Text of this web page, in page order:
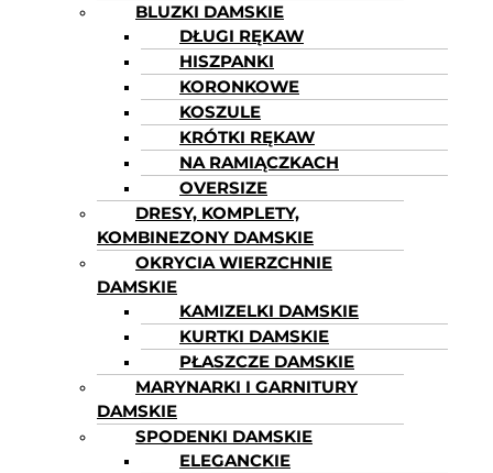
BLUZKI DAMSKIE
DŁUGI RĘKAW
HISZPANKI
KORONKOWE
KOSZULE
KRÓTKI RĘKAW
NA RAMIĄCZKACH
OVERSIZE
DRESY, KOMPLETY,
KOMBINEZONY DAMSKIE
OKRYCIA WIERZCHNIE
DAMSKIE
KAMIZELKI DAMSKIE
KURTKI DAMSKIE
PŁASZCZE DAMSKIE
MARYNARKI I GARNITURY
DAMSKIE
SPODENKI DAMSKIE
ELEGANCKIE